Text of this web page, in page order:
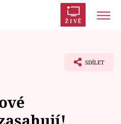
ŽIVĚ
SDÍLET